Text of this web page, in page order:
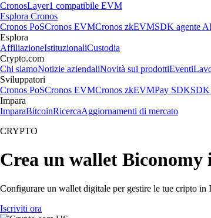
CronosLayer1 compatibile EVM
Esplora Cronos
Cronos PoSCronos EVMCronos zkEVMSDK agente
Esplora
AffiliazioneIstituzionaliCustodia
Crypto.com
Chi siamoNotizie aziendaliNovità sui prodottiEventi
Sviluppatori
Cronos PoSCronos EVMCronos zkEVMPay SDKSDK
Impara
ImparaBitcoinRicercaAggiornamenti di mercato
CRYPTO
Crea un wallet
Configurare un wallet digitale per gestire le tue cripto
Iscriviti ora